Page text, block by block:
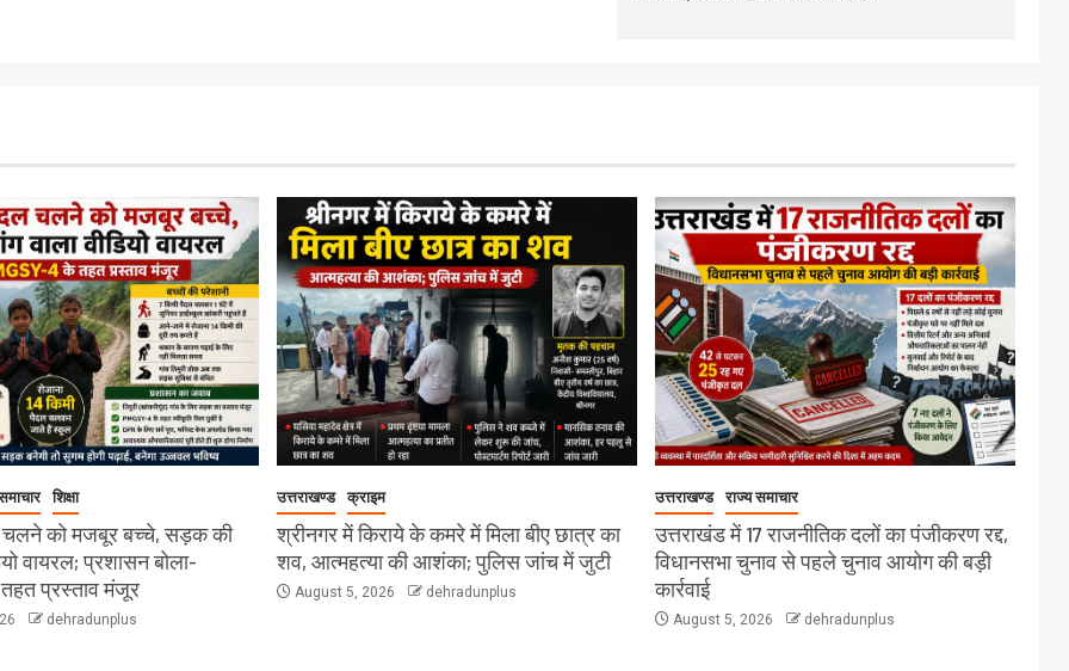
शिक्षा
चलने को मजबूर बच्चे, सड़क की
वायरल; प्रशासन बोला-
प्रस्ताव मंजूर
dehradunplus
उत्तराखण्ड क्राइम
श्रीनगर में किराये के कमरे में मिला बीए छात्र का
शव, आत्महत्या की आशंका; पुलिस जांच में जुटी
August 5, 2026 dehradunplus
उत्तराखण्ड राज्य समाचार
उत्तराखंड में 17 राजनीतिक दलों का पंजीकरण रद्द,
विधानसभा चुनाव से पहले चुनाव आयोग की बड़ी
कार्रवाई
August 5, 2026 dehradunplus